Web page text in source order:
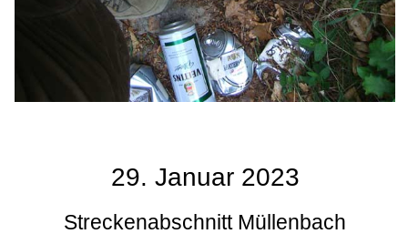
29. Januar 2023
Streckenabschnitt Müllenbach